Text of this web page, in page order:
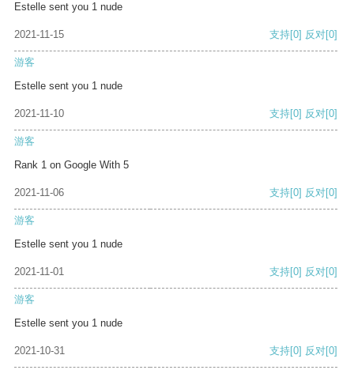
Estelle sent you 1 nude
2021-11-15 支持[0] 反对[0]
游客
Estelle sent you 1 nude
2021-11-10 支持[0] 反对[0]
游客
Rank 1 on Google With 5
2021-11-06 支持[0] 反对[0]
游客
Estelle sent you 1 nude
2021-11-01 支持[0] 反对[0]
游客
Estelle sent you 1 nude
2021-10-31 支持[0] 反对[0]